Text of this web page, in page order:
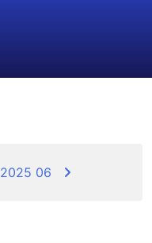
2025 06